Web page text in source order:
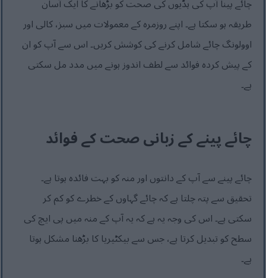
چائے پینا آپ کی ہڈیوں کی صحت کو بڑھانے کا ایک آسان
طریقہ ہو سکتا ہے۔ اپنے روزمرہ کے معمولات میں سبز، کالی اور
اوولونگ چائے شامل کرنے کی کوشش کریں۔ اس سے آپ کو ان
کے پیش کردہ فوائد سے لطف اندوز ہونے میں مدد مل سکتی
ہے۔
چائے پینے کے زبانی صحت کے فوائد
چائے پینے سے آپ کے دانتوں اور منہ کو بہت فائدہ ہوتا ہے۔
تحقیق سے پتہ چلتا ہے کہ چائے گہاوں کے خطرے کو کم کر
سکتی ہے۔ اس کی وجہ یہ ہے کہ یہ آپ کے منہ میں پی ایچ کی
سطح کو تبدیل کرتا ہے، جس سے بیکٹیریا کا بڑھنا مشکل ہوتا
ہے۔